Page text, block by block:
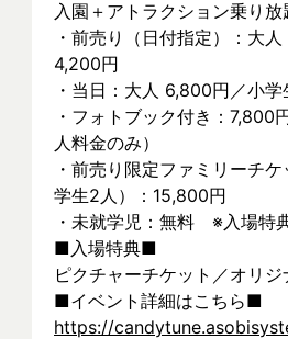
入園＋アトラクション乗り
・前売り（日付指定）：大
4,200円
・当日：大人 6,800円／小
・フォトブック付き：7,800
人料金のみ）
・前売り限定ファミリーチ
学生2人）：15,800円
・未就学児：無料　※入場特
■入場特典■
ピクチャーチケット／オリ
■イベント詳細はこちら■
https://